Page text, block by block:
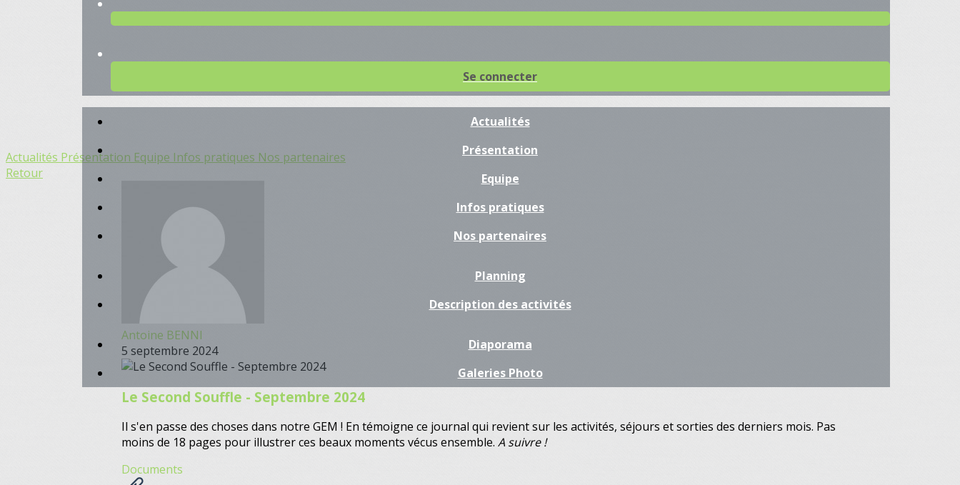
Se connecter
Actualités
Présentation
Equipe
Infos pratiques
Nos partenaires
Planning
Description des activités
Diaporama
Galeries Photo
Actualités Présentation Equipe Infos pratiques Nos partenaires
Retour
Antoine BENNI
5 septembre 2024
Le Second Souffle - Septembre 2024
Il s'en passe des choses dans notre GEM ! En témoigne ce journal qui revient sur les activités, séjours et sorties des derniers mois. Pas
moins de 18 pages pour illustrer ces beaux moments vécus ensemble. A suivre !
Documents